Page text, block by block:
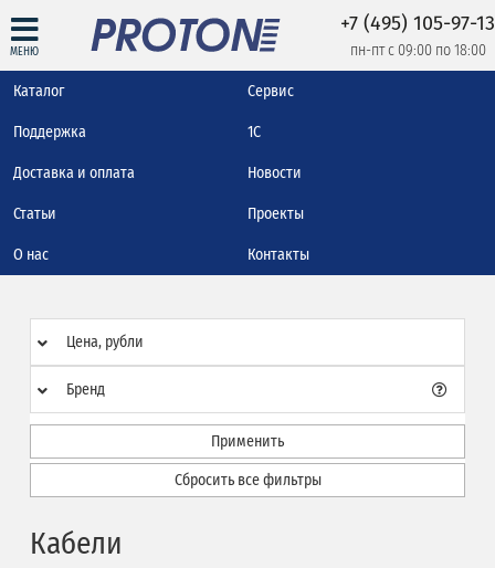
МЕНЮ
+7 (495) 105-97-13
пн-пт с 09:00 по 18:00
Каталог Сервис
Поддержка 1С
Доставка и оплата Новости
Статьи Проекты
О нас Контакты
Цена, рубли
Бренд
Применить
Сбросить все фильтры
Кабели